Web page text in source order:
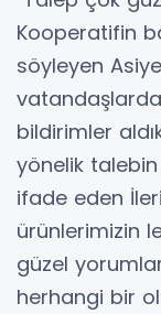
Kooperatifin
söyleyen
bildirimler
yönelik
ifade eden
ürünlerimizin
güzel
herhangi bir